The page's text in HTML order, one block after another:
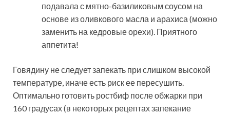
подавала с мятно-базиликовым соусом на
основе из оливкового масла и арахиса (можно
заменить на кедровые орехи). Приятного
аппетита!
Говядину не следует запекать при слишком высокой
температуре, иначе есть риск ее пересушить.
Оптимально готовить ростбиф после обжарки при
160 градусах (в некоторых рецептах запекание